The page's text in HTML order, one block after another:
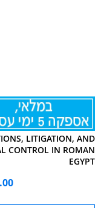
LITIGATION, AND
CONTROL IN ROMAN
EGYPT